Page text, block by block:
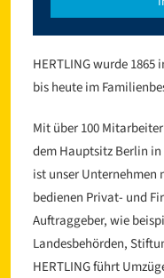
HERTLING wurde
bis heute im
Mit über 100
dem Hauptsitz Berlin
ist unser
bedienen Privat- und
Auftraggeber, wie
Landesbehörden,
HERTLING führt